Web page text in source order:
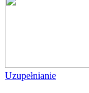
Uzupełnianie